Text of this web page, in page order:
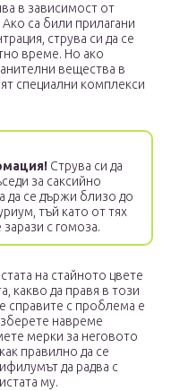
в зависимост от
са били прилагани
струва си да се
време. Но ако
вещества в
специални комплекси
Струва си да
за саксийно
да се държи близо до
тъй като от тях
с гомоза.
на стайното цвете
какво да правя в този
справите с проблема е
навреме
мерки за неговото
правилно да се
да радва с
му.